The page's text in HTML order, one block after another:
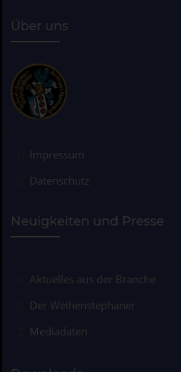
Über uns
Impressum
Datenschutz
Neuigkeiten und Presse
Aktuelles aus der Branche
Der Weihenstephaner
Mediadaten